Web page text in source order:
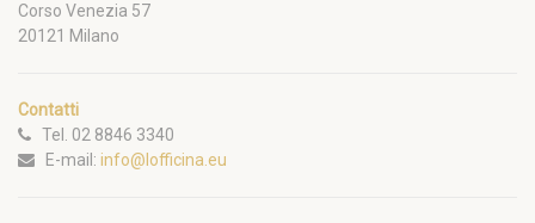
Corso Venezia 57
20121 Milano
Contatti
Tel. 02 8846 3340
E-mail: info@lofficina.eu